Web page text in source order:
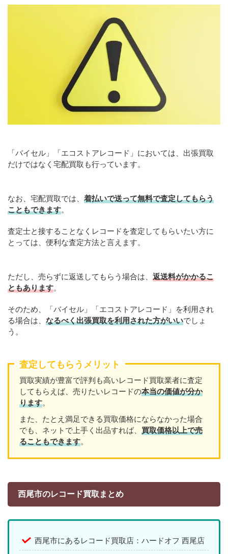
「バイセル」「エコストアレコード」においては、出張買取
だけではなく宅配買取も行っています。
なお、宅配買取では、 着払いで送って無料で査定してもらう
こともできます。
査定士と接することなくレコードを査定してもらいたい方に
とっては、便利な査定方法と言えます。
ただし、売らずに返送してもらう場合は、 返送料がかかるこ
ともあります。
そのため、「バイセル」「エコストアレコード」を利用され
る場合は、 なるべく出張買取を利用された方がいいでしょ
う。
査定してもらうメリット
買取実績が豊富で評判も高いレコード買取業者に査定
してもらえば、売りたいレコードの本当の価値が分か
ります。
また、たとえ満足できる買取価格にならなかった場合
でも、ネットで上手く出品すれば、 買取価格以上で売
ることもできます。
西尾市のレコード買取まとめ
西尾市にあるレコード買取店：ハードオフ 西尾店